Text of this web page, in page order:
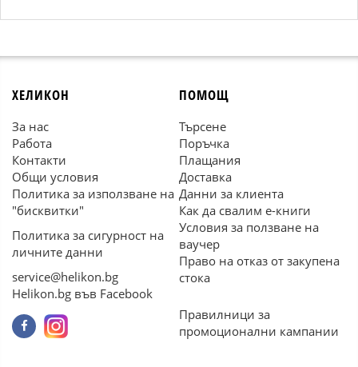
ХЕЛИКОН
За нас
Работа
Контакти
Общи условия
Политика за използване на
"бисквитки"
Политика за сигурност на
личните данни
service@helikon.bg
Helikon.bg във Facebook
ПОМОЩ
Търсене
Поръчка
Плащания
Доставка
Данни за клиента
Как да свалим е-книги
Условия за ползване на
ваучер
Право на отказ от закупена
стока
Правилници за
промоционални кампании